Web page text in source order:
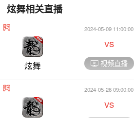
炫舞相关直播
炫舞
2024-05-09 11:00:00
vs
视频直播
2024-05-26 09:00:00
vs